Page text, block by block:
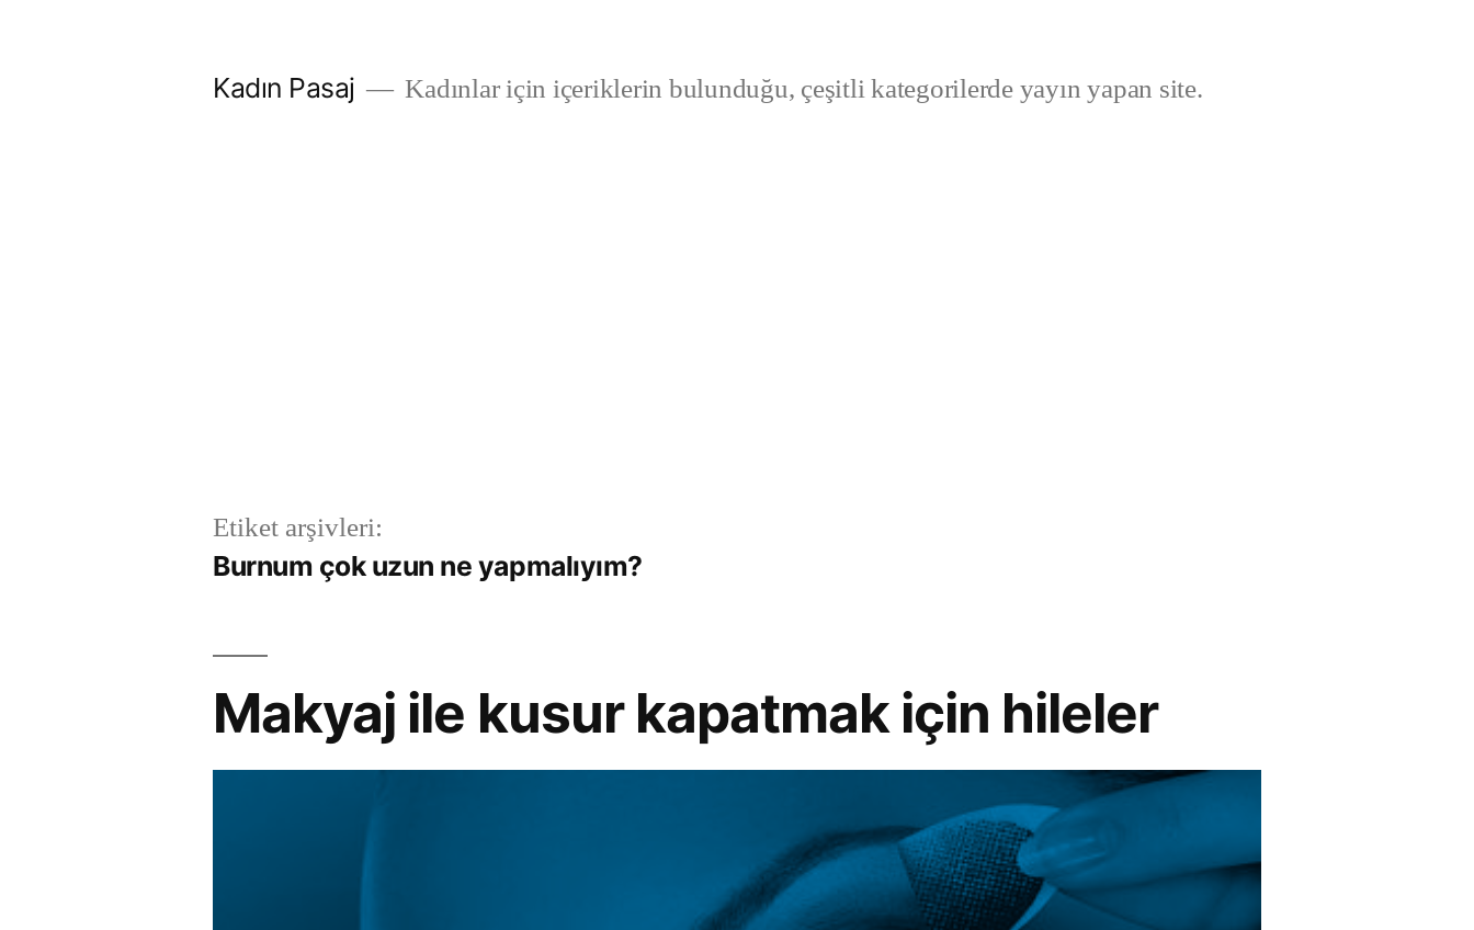
Kadın Pasaj Kadınlar için içeriklerin bulunduğu, çeşitli kategorilerde yayın yapan site.
Etiket arşivleri:
Burnum çok uzun ne yapmalıyım?
Makyaj ile kusur kapatmak için hileler